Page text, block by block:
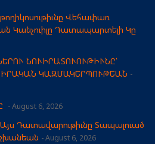
Վեհափառ
Կանչուիլը Դատապարտելի Կը
ՆՈՒԻՐԱՏՈՒՈՒԹԻՒՆԸ՝
ԿԱԶՄԱԿԵՐՊՈՒԹԵԱՆ
August 6, 2026
Դատավարութիւնը Տապալուած
August 6, 2026